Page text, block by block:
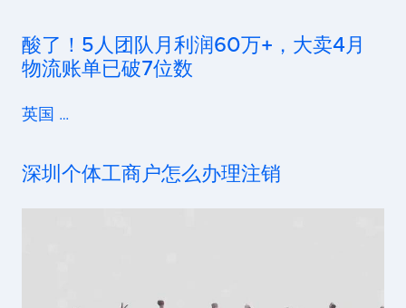
酸了！5人团队月利润60万+，大卖4月
物流账单已破7位数
英国 …
深圳个体工商户怎么办理注销